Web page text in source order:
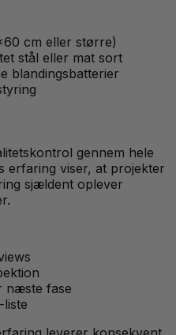
cm eller større)
stål eller mat sort
blandingsbatterier
gennem hele
erfaring viser, at projekter
sjældent oplever
næste fase